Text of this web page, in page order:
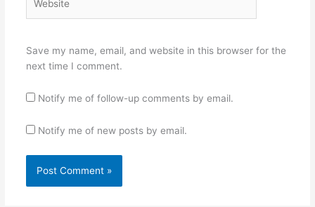
Save my name, email, and website in this browser for the
next time I comment.
Notify me of follow-up comments by email.
Notify me of new posts by email.